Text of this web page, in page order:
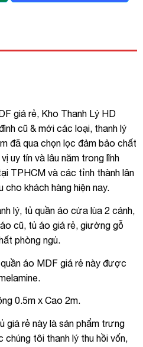
giá rẻ, Kho Thanh Lý HD
cũ & mới các loại, thanh lý
đã qua chọn lọc đảm bảo chất
uy tín và lâu năm trong lĩnh
TPHCM và các tỉnh thành lân
cho khách hàng hiện nay.
lý, tủ quần áo cửa lùa 2 cánh,
cũ, tủ áo giá rẻ, giường gỗ
phòng ngủ.
áo MDF giá rẻ này được
0.5m x Cao 2m.
giá rẻ này là sản phẩm trưng
tôi thanh lý thu hồi vốn,